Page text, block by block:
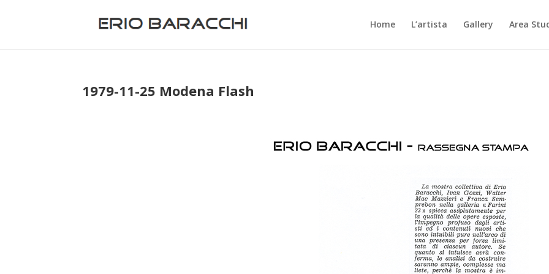
Home L’artista Gallery Area
1979-11-25 Modena Flash